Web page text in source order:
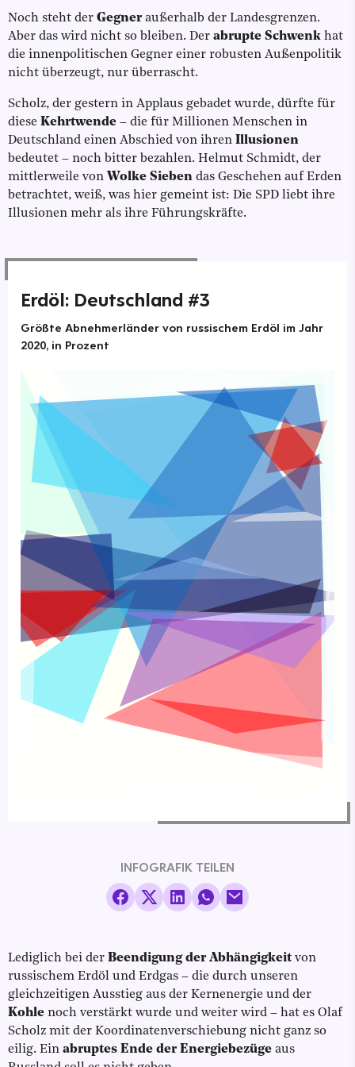
Noch steht der Gegneraußerhalb der Landesgrenzen.
Aber das wird nicht so bleiben. Der abrupte Schwenk hat
die innenpolitischen Gegner einer robusten Außenpolitik
nicht überzeugt, nur überrascht.
Scholz, der gestern in Applaus gebadet wurde, dürfte für
diese Kehrtwende – die für Millionen Menschen in
Deutschland einen Abschied von ihren Illusionen
bedeutet – noch bitter bezahlen. Helmut Schmidt, der
mittlerweile von Wolke Sieben das Geschehen auf Erden
betrachtet, weiß, was hier gemeint ist: Die SPD liebt ihre
Illusionen mehr als ihre Führungskräfte.
Erdöl: Deutschland #3
Größte Abnehmerländer von russischem Erdöl im Jahr
2020, in Prozent
INFOGRAFIK TEILEN
Lediglich bei der Beendigung der Abhängigkeit von
russischem Erdöl und Erdgas – die durch unseren
gleichzeitigen Ausstieg aus der Kernenergie und der
Kohle noch verstärkt wurde und weiter wird – hat es Olaf
Scholz mit der Koordinatenverschiebung nicht ganz so
eilig. Ein abruptes Ende der Energiebezüge aus